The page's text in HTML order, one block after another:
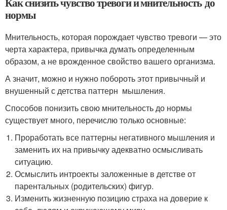
нормы
Мнительность, которая порождает чувство тревоги — это
черта характера, привычка думать определенным
образом, а не врожденное свойство вашего организма.
А значит, можно и нужно побороть этот привычный и
внушенный с детства паттерн мышления.
Способов понизить свою мнительность до нормы
существует много, перечислю только основные:
Проработать все паттерны негативного мышления и
заменить их на привычку адекватно осмысливать
ситуацию.
Осмыслить интроекты заложенные в детстве от
парентальных (родительских) фигур.
Изменить жизненную позицию страха на доверие к